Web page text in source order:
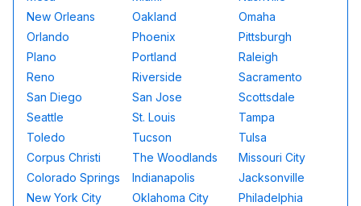
New Orleans
Oakland
Omaha
Orlando
Phoenix
Pittsburgh
Plano
Portland
Raleigh
Reno
Riverside
Sacramento
San Diego
San Jose
Scottsdale
Seattle
St. Louis
Tampa
Toledo
Tucson
Tulsa
Corpus Christi
The Woodlands
Missouri City
Colorado Springs
Indianapolis
Jacksonville
New York City
Oklahoma City
Philadelphia